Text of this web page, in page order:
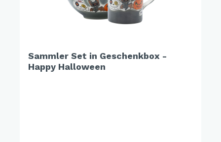
Sammler Set in Geschenkbox -
Happy Halloween